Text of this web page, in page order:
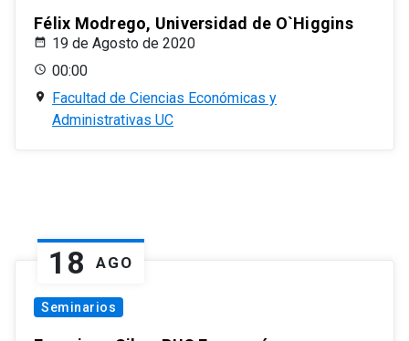
Félix Modrego, Universidad de O`Higgins
19 de Agosto de 2020
00:00
Facultad de Ciencias Económicas y
Administrativas UC
18 AGO
Seminarios